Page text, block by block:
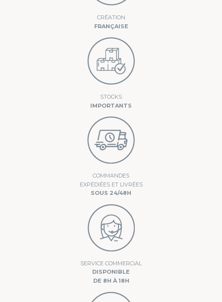
CRÉATION
FRANÇAISE
STOCKS
IMPORTANTS
COMMANDES
EXPÉDIÉES ET LIVRÉES
SOUS 24/48H
SERVICE COMMERCIAL
DISPONIBLE
DE 8H À 18H